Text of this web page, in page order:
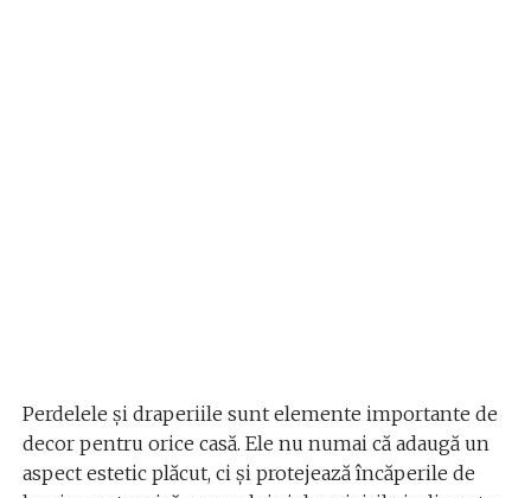
Perdelele și draperiile sunt elemente importante de
decor pentru orice casă. Ele nu numai că adaugă un
aspect estetic plăcut, ci și protejează încăperile de